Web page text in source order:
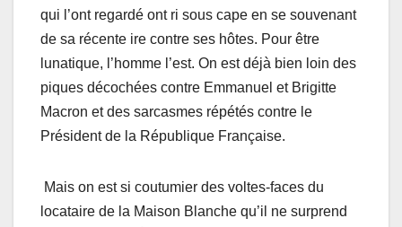
qui l’ont regardé ont ri sous cape en se souvenant
de sa récente ire contre ses hôtes. Pour être
lunatique, l’homme l’est. On est déjà bien loin des
piques décochées contre Emmanuel et Brigitte
Macron et des sarcasmes répétés contre le
Président de la République Française.
Mais on est si coutumier des voltes-faces du
locataire de la Maison Blanche qu’il ne surprend